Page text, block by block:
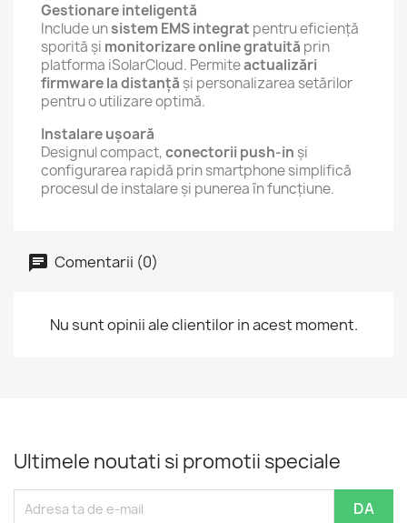
Gestionare inteligentă
Include unsistem EMS integrat pentru eficiență
sporită și monitorizare online gratuită prin
platforma iSolarCloud. Permiteactualizări
firmware la distanță și personalizarea setărilor
pentru o utilizare optimă.
Instalare ușoară
Designul compact,conectorii push-in și
configurarea rapidă prin smartphone simplifică
procesul de instalare și punerea în funcțiune.
Comentarii (0)
Nu sunt opinii ale clientilor in acest moment.
Ultimele noutati si promotii speciale